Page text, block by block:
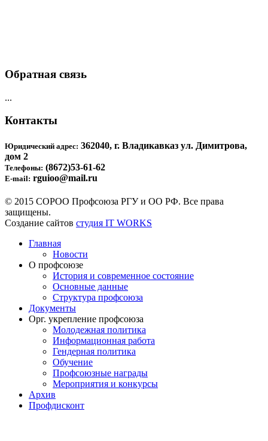
Обратная связь
...
Контакты
Юридический адрес: 362040, г. Владикавказ ул. Димитрова,
дом 2
Телефоны: (8672)53-61-62
E-mail: rguioo@mail.ru
© 2015 СОРОО Профсоюза РГУ и ОО РФ. Все права
защищены.
Создание сайтов студия IT WORKS
Главная
Новости
О профсоюзе
История и современное состояние
Основные данные
Структура профсоюза
Документы
Орг. укрепление профсоюза
Молодежная политика
Информационная работа
Гендерная политика
Обучение
Профсоюзные награды
Мероприятия и конкурсы
Архив
Профдисконт